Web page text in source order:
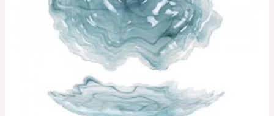
85.38€.82.82€.